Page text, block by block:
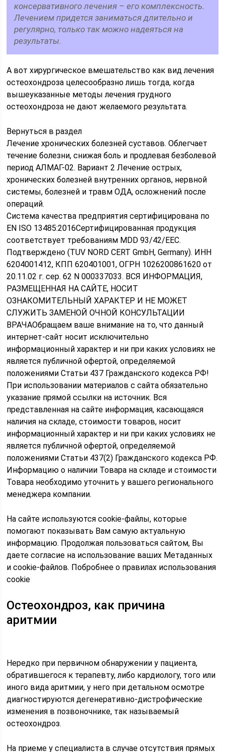
консервативного лечения – его комплексность.
Лечением придется заниматься длительно и
регулярно, только так можно надеяться на
результаты.
А вот хирургическое вмешательство как вид лечения
остеохондроза целесообразно лишь тогда, когда
вышеуказанные методы лечения грудного
остеохондроза не дают желаемого результата.
Вернуться в раздел
Лечение хронических болезней суставов. Облегчает
течение болезни, снижая боль и продлевая безболевой
периодАЛМАГ-02. Вариант 2 Лечение острых,
хронических болезней внутренних органов, нервной
системы, болезней и травм ОДА, осложнений после
операций.
Система качества предприятия сертифицирована по
EN ISO 13485:2016Сертифицированная продукция
соответствует требованиям MDD 93/42/EEC.
Подтверждено (TUV NORD CERT GmbH, Germany). ИНН
6204001412, КПП 620401001, ОГРН 1026200861620 от
20.11.02 г. сер. 62 N 000337033. ВСЯ ИНФОРМАЦИЯ,
РАЗМЕЩЕННАЯ НА САЙТЕ, НОСИТ
ОЗНАКОМИТЕЛЬНЫЙ ХАРАКТЕР И НЕ МОЖЕТ
СЛУЖИТЬ ЗАМЕНОЙ ОЧНОЙ КОНСУЛЬТАЦИИ
ВРАЧАОбращаем ваше внимание на то, что данный
интернет-сайт носит исключительно
информационный характер и ни при каких условиях не
является публичной офертой, определяемой
положениями Статьи 437 Гражданского кодекса РФ!
При использовании материалов с сайта обязательно
указание прямой ссылки на источник. Вся
представленная на сайте информация, касающаяся
наличия на складе, стоимости товаров, носит
информационный характер и ни при каких условиях не
является публичной офертой, определяемой
положениями Статьи 437(2) Гражданского кодекса РФ.
Информацию о наличии Товара на складе и стоимости
Товара необходимо уточнить у вашего регионального
менеджера компании.
На сайте используются cookie-файлы, которые
помогают показывать Вам самую актуальную
информацию. Продолжая пользоваться сайтом, Вы
даете согласие на использование ваших Метаданных
и cookie-файлов. Побробнее о правилах использования
cookie
Остеохондроз, как причина
аритмии
Нередко при первичном обнаружении у пациента,
обратившегося к терапевту, либо кардиологу, того или
иного вида аритмии, у него при детальном осмотре
диагностируются дегенеративно-дистрофические
изменения в позвоночнике, так называемый
остеохондроз.
На приеме у специалиста в случае отсутствия прямых